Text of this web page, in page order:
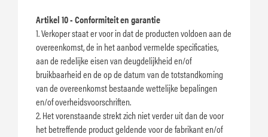
Artikel 10 - Conformiteit en garantie
1. Verkoper staat er voor in dat de producten voldoen aan de
overeenkomst, de in het aanbod vermelde specificaties,
aan de redelijke eisen van deugdelijkheid en/of
bruikbaarheid en de op de datum van de totstandkoming
van de overeenkomst bestaande wettelijke bepalingen
en/of overheidsvoorschriften.
2. Het vorenstaande strekt zich niet verder uit dan de voor
het betreffende product geldende voor de fabrikant en/of